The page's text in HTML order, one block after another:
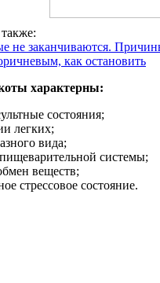
не заканчиваются.
как остановить
характерны:
состояния;
легких;
вида;
системы;
веществ;
стрессовое состояние.